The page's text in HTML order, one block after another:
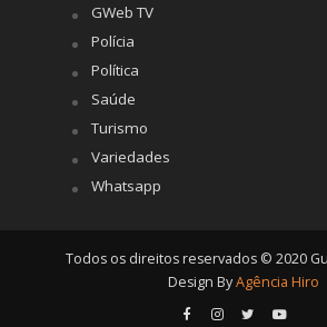
GWeb TV
Polícia
Política
Saúde
Turismo
Variedades
Whatsapp
Todos os direitos reservados © 2020
Design ByAgência Hiro